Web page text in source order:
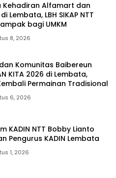
Kehadiran Alfamart dan
Lembata, LBH SIKAP NTT
bagi UMKM
8, 2026
dan Komunitas Baibereun
KITA 2026 di Lembata,
Permainan Tradisional
6, 2026
KADIN NTT Bobby Lianto
Pengurus KADIN Lembata
1, 2026